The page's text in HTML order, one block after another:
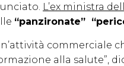
L’ex ministra
“panzironate”
commerciale
alla salute”,